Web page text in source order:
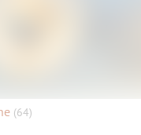
(64)